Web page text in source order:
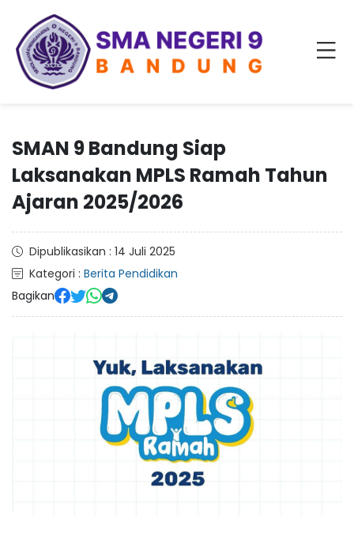
SMAN 9 Bandung Siap
Laksanakan MPLS Ramah Tahun
Ajaran 2025/2026
Dipublikasikan : 14 Juli 2025
Kategori : Berita Pendidikan
Bagikan